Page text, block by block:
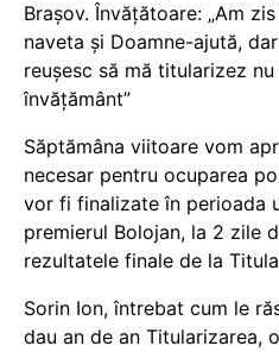
Brașov. Învățătoare: „Am
naveta și Doamne-ajută,
reușesc să mă titularizez
învățământ”
Săptămâna viitoare vom
necesar pentru ocuparea
vor fi finalizate în perioada
premierul Bolojan, la 2 zile
rezultatele finale de la
Sorin Ion, întrebat cum le
dau an de an Titularizarea,